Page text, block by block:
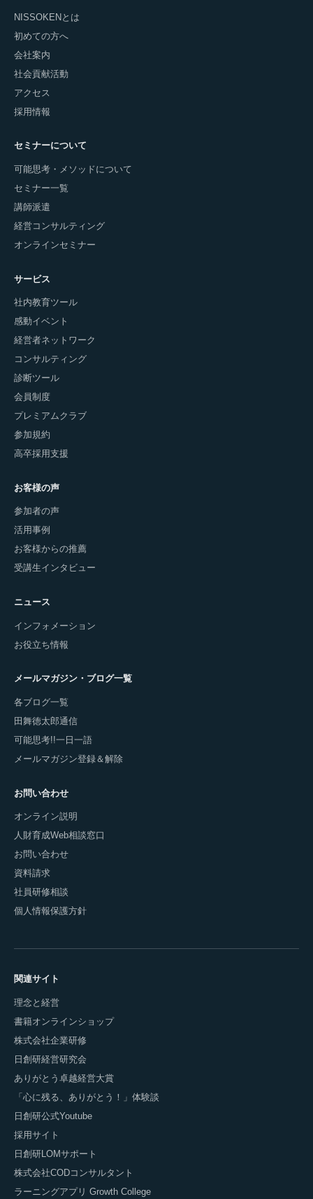
NISSOKENとは
初めての方へ
会社案内
社会貢献活動
アクセス
採用情報
セミナーについて
可能思考・メソッドについて
セミナー一覧
講師派遣
経営コンサルティング
オンラインセミナー
サービス
社内教育ツール
感動イベント
経営者ネットワーク
コンサルティング
診断ツール
会員制度
プレミアムクラブ
参加規約
高卒採用支援
お客様の声
参加者の声
活用事例
お客様からの推薦
受講生インタビュー
ニュース
インフォメーション
お役立ち情報
メールマガジン・ブログ一覧
各ブログ一覧
田舞徳太郎通信
可能思考!!一日一語
メールマガジン登録＆解除
お問い合わせ
オンライン説明
人財育成Web相談窓口
お問い合わせ
資料請求
社員研修相談
個人情報保護方針
関連サイト
理念と経営
書籍オンラインショップ
株式会社企業研修
日創研経営研究会
ありがとう卓越経営大賞
「心に残る、ありがとう！」体験談
日創研公式Youtube
採用サイト
日創研LOMサポート
株式会社CODコンサルタント
ラーニングアプリ Growth College